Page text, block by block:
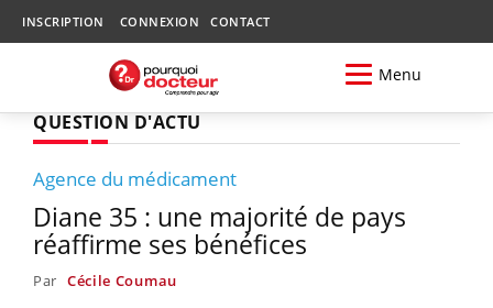
INSCRIPTION CONNEXION CONTACT
Menu
QUESTION D'ACTU
Agence du médicament
Diane 35 : une majorité de pays
réaffirme ses bénéfices
Par Cécile Coumau